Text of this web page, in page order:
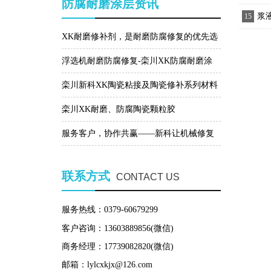
15 浆
防腐耐磨涂层资讯
XK耐磨修补剂，是耐磨防腐修复的优先选
择！
浮选机耐磨防腐修复-栾川XK防腐耐磨涂
层材料
栾川新科XK陶瓷粘接及陶瓷修补系列材料
特点
栾川XK耐磨、防腐陶瓷颗粒胶
服务客户，协作共赢——新科让机械修复
联系方式 CONTACT US
服务热线：0379-60679299
客户咨询：13603889856(微信)
商务经理：17739082820(微信)
邮箱：lylcxkjx@126.com